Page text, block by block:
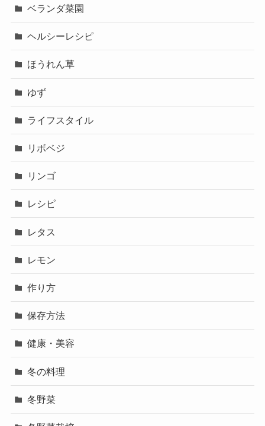
ベランダ菜園
ヘルシーレシピ
ほうれん草
ゆず
ライフスタイル
リボベジ
リンゴ
レシピ
レタス
レモン
作り方
保存方法
健康・美容
冬の料理
冬野菜